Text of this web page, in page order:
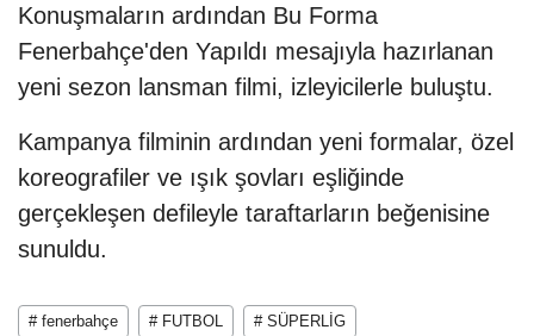
Konuşmaların ardından Bu Forma
Fenerbahçe'den Yapıldı mesajıyla hazırlanan
yeni sezon lansman filmi, izleyicilerle buluştu.
Kampanya filminin ardından yeni formalar, özel
koreografiler ve ışık şovları eşliğinde
gerçekleşen defileyle taraftarların beğenisine
sunuldu.
# fenerbahçe # FUTBOL # SÜPERLİG